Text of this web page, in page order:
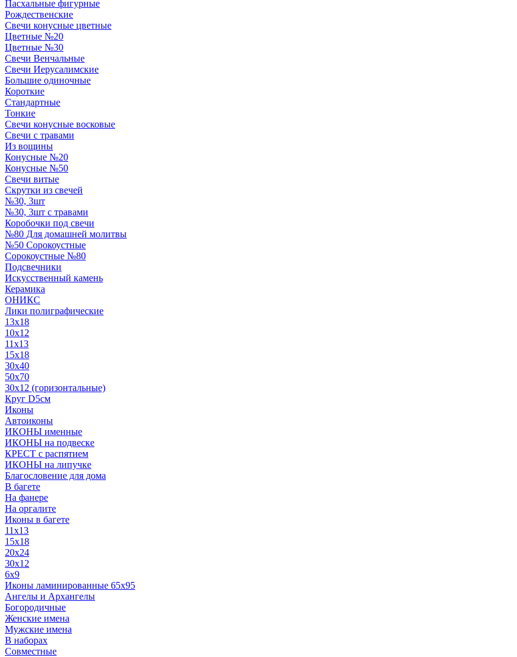
Пасхальные фигурные
Рождественские
Свечи конусные цветные
Цветные №20
Цветные №30
Свечи Венчальные
Свечи Иерусалимские
Большие одиночные
Короткие
Стандартные
Тонкие
Свечи конусные восковые
Свечи с травами
Из вощины
Конусные №20
Конусные №50
Свечи витые
Скрутки из свечей
№30, 3шт
№30, 3шт с травами
Коробочки под свечи
№80 Для домашней молитвы
№50 Сорокоустные
Сорокоустные №80
Подсвечники
Искусственный камень
Керамика
ОНИКС
Лики полиграфические
13x18
10x12
11х13
15х18
30x40
50x70
30x12 (горизонтальные)
Круг D5см
Иконы
Автоиконы
ИКОНЫ именные
ИКОНЫ на подвеске
КРЕСТ с распятием
ИКОНЫ на липучке
Благословение для дома
В багете
На фанере
На оргалите
Иконы в багете
11x13
15x18
20x24
30х12
6x9
Иконы ламинированные 65x95
Ангелы и Архангелы
Богородичные
Женские имена
Мужские имена
В наборах
Совместные